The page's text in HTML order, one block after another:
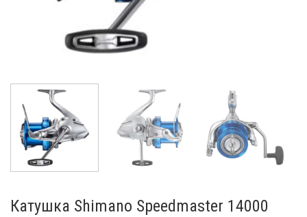
Катушка Shimano Speedmaster 14000